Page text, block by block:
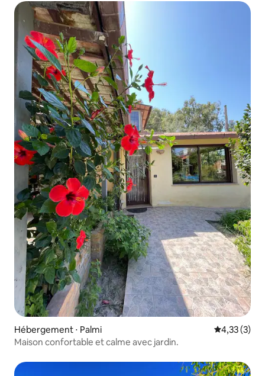
Hébergement ⋅ Palmi Évaluation
4,33 (3)
Maison confortable et calme avec jardin.